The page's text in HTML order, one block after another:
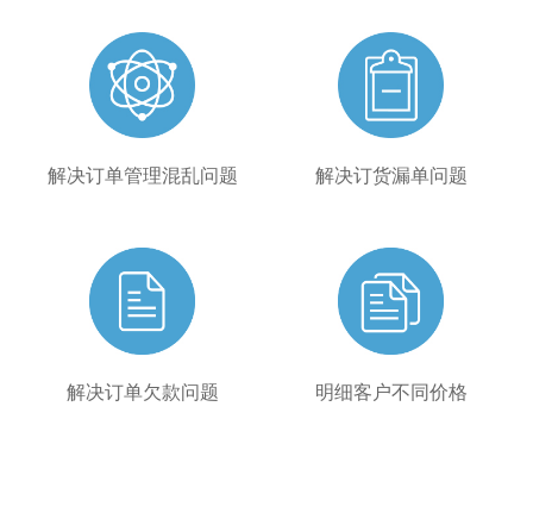
解决订单管理混乱问题 解决订货漏单问题
解决订单欠款问题 明细客户不同价格